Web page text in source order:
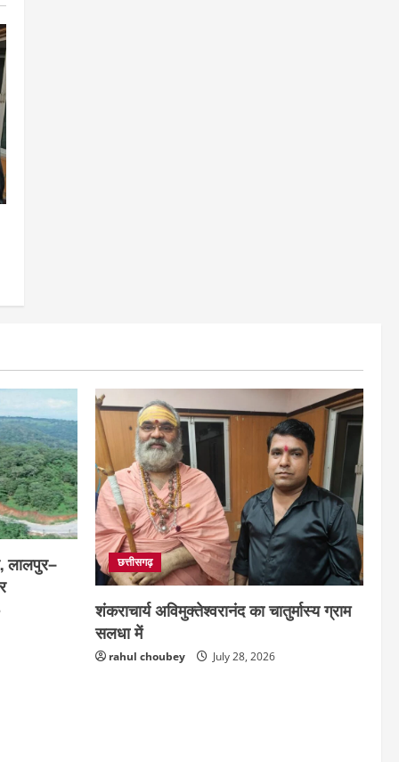
लालपुर–
छत्तीसगढ़
शंकराचार्य अविमुक्तेश्वरानंद का चातुर्मास्य ग्राम
सलधा में
rahul choubey July 28, 2026